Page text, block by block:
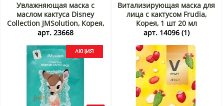
Увлажняющая маска с
маслом кактуса Disney
Collection JMSolution, Корея,
30 мл Акция
арт. 23668
Витализирующая маска для
лица с кактусом Frudia,
Корея, 1 шт 20 мл
арт. 14096 (1)